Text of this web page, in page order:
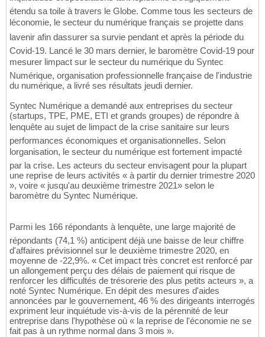
étendu sa toile à travers le Globe. Comme tous les secteurs de
léconomie, le secteur du numérique français se projette dans
lavenir afin dassurer sa survie pendant et après la période du
Covid-19. Lancé le 30 mars dernier, le baromètre Covid-19 pour
mesurer limpact sur le secteur du numérique du Syntec
Numérique, organisation professionnelle française de l'industrie
du numérique, a livré ses résultats jeudi dernier.
Syntec Numérique a demandé aux entreprises du secteur
(startups, TPE, PME, ETI et grands groupes) de répondre à
lenquête au sujet de limpact de la crise sanitaire sur leurs
performances économiques et organisationnelles. Selon
lorganisation, le secteur du numérique est fortement impacté
par la crise. Les acteurs du secteur envisagent pour la plupart
une reprise de leurs activités « à partir du dernier trimestre 2020
», voire « jusqu'au deuxième trimestre 2021» selon le
baromètre du Syntec Numérique.
Parmi les 166 répondants à lenquête, une large majorité de
répondants (74,1 %) anticipent déjà une baisse de leur chiffre
d'affaires prévisionnel sur le deuxième trimestre 2020, en
moyenne de -22,9%. « Cet impact très concret est renforcé par
un allongement perçu des délais de paiement qui risque de
renforcer les difficultés de trésorerie des plus petits acteurs », a
noté Syntec Numérique. En dépit des mesures d'aides
annoncées par le gouvernement, 46 % des dirigeants interrogés
expriment leur inquiétude vis-à-vis de la pérennité de leur
entreprise dans l'hypothèse où « la reprise de l'économie ne se
fait pas à un rythme normal dans 3 mois ».